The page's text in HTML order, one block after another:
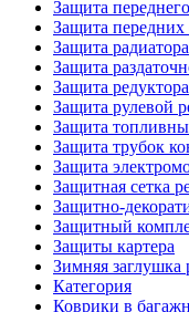
Защита
Защита передних
Защита радиатора
Защита
Защита редуктора
Защита рулевой
Защита
Защита трубок
Защита
Защитная сетка
Защитно-
Защитный
Защиты картера
Зимняя заглушка
Категория
Коврики в